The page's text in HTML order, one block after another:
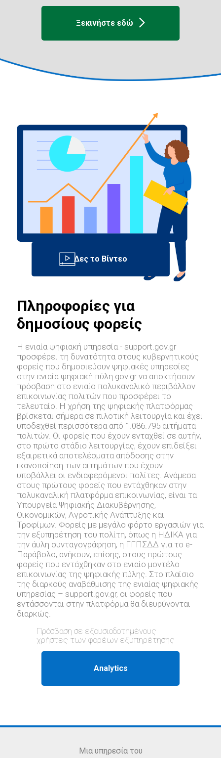
Ξεκινήστε εδώ
Πληροφορίες για
δημοσίους φορείς
Η ενιαία ψηφιακή υπηρεσία - support.gov.gr
προσφέρει τη δυνατότητα στους κυβερνητικούς
φορείς που δημοσιεύουν ψηφιακές υπηρεσίες
στην ενιαία ψηφιακή πύλη gov.gr να αποκτήσουν
πρόσβαση στο ενιαίο πολυκαναλικό περιβάλλον
επικοινωνίας πολιτών που προσφέρει το
τελευταίο. Η χρήση της ψηφιακής πλατφόρμας
βρίσκεται σήμερα σε πιλοτική λειτουργία και έχει
υποδεχθεί περισσότερα από 1.086.795 αιτήματα
πολιτών. Οι φορείς που έχουν ενταχθεί σε αυτήν,
στο πρώτο στάδιο λειτουργίας, έχουν επιδείξει
εξαιρετικά αποτελέσματα απόδοσης στην
ικανοποίηση των αιτημάτων που έχουν
υποβάλλει οι ενδιαφερόμενοι πολίτες. Ανάμεσα
στους πρώτους φορείς που εντάχθηκαν στην
πολυκαναλική πλατφόρμα επικοινωνίας, είναι τα
Υπουργεία Ψηφιακής Διακυβέρνησης,
Οικονομικών, Αγροτικής Ανάπτυξης και
Τροφίμων. Φορείς με μεγάλο φόρτο εργασιών για
την εξυπηρέτηση του πολίτη, όπως η ΗΔΙΚΑ για
την άυλη συνταγογράφηση, η ΓΓΠΣΔΔ για το e-
Παράβολο, ανήκουν, επίσης, στους πρώτους
φορείς που εντάχθηκαν στο ενιαίο μοντέλο
επικοινωνίας της ψηφιακής πύλης. Στο πλαίσιο
της διαρκούς αναβάθμισης της ενιαίας ψηφιακής
υπηρεσίας – support.gov.gr, oι φορείς που
εντάσσονται στην πλατφόρμα θα διευρύνονται
διαρκώς.
Πρόσβαση σε εξουσιοδοτημένους
χρήστες των φορέων εξυπηρέτησης
Μια υπηρεσία του